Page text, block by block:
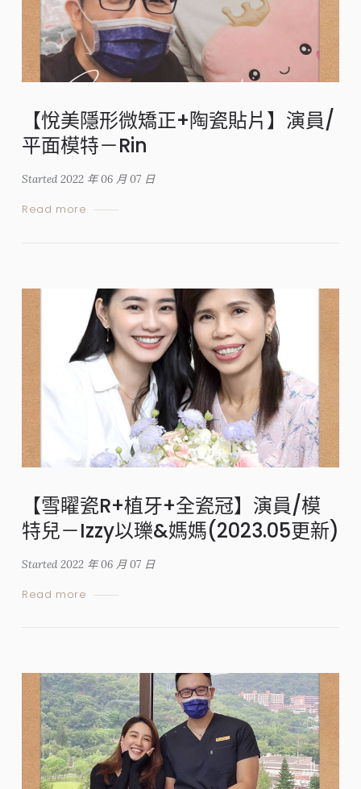
【悅美隱形微矯正+陶瓷貼片】演員/
平面模特－Rin
Started2022 年 06 月 07 日
Read more
【雪矅瓷R+植牙+全瓷冠】演員/模
特兒－Izzy以瓅&媽媽(2023.05更新)
Started2022 年 06 月 07 日
Read more